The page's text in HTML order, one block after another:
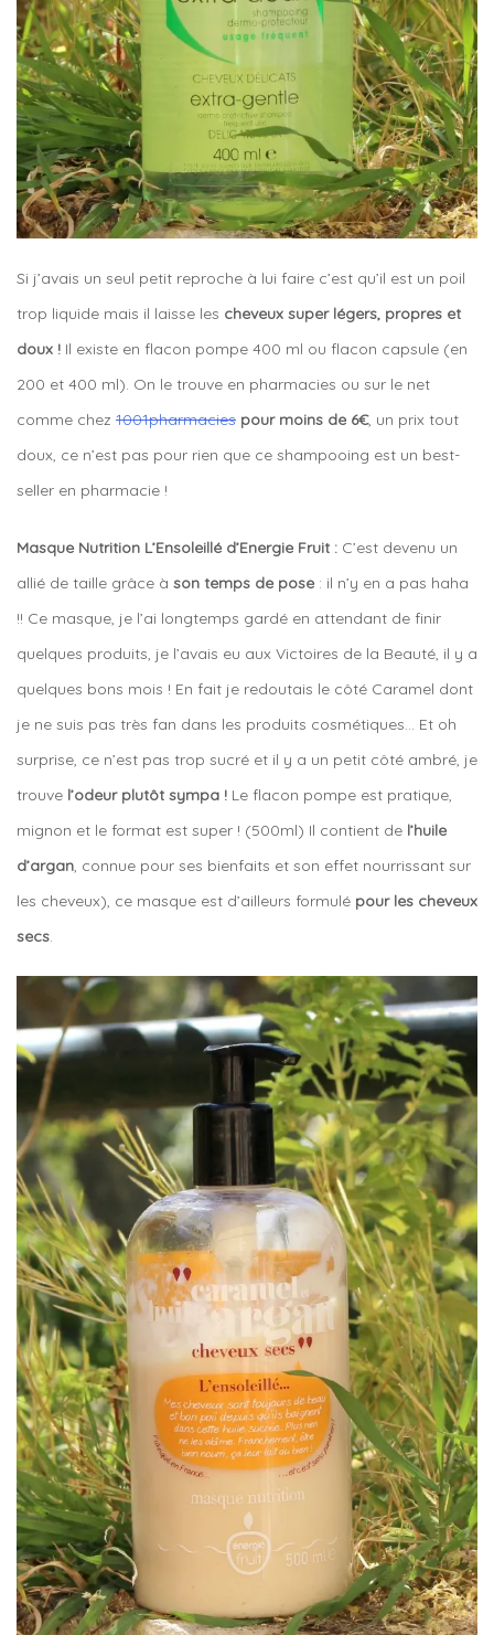
Si j’avais un seul petit reproche à lui faire c’est qu’il est un poil
trop liquide mais il laisse les cheveux super légers, propres et
doux ! Il existe en flacon pompe 400 ml ou flacon capsule (en
200 et 400 ml). On le trouve en pharmacies ou sur le net
comme chez 1001pharmacies pour moins de 6€, un prix tout
doux, ce n’est pas pour rien que ce shampooing est un best-
seller en pharmacie !
Masque Nutrition L’Ensoleillé d’Energie Fruit : C’est devenu un
allié de taille grâce à son temps de pose : il n’y en a pas haha
!! Ce masque, je l’ai longtemps gardé en attendant de finir
quelques produits, je l’avais eu aux Victoires de la Beauté, il y a
quelques bons mois ! En fait je redoutais le côté Caramel dont
je ne suis pas très fan dans les produits cosmétiques… Et oh
surprise, ce n’est pas trop sucré et il y a un petit côté ambré, je
trouve l’odeur plutôt sympa ! Le flacon pompe est pratique,
mignon et le format est super ! (500ml) Il contient de l’huile
d’argan, connue pour ses bienfaits et son effet nourrissant sur
les cheveux), ce masque est d’ailleurs formulé pour les cheveux
secs.